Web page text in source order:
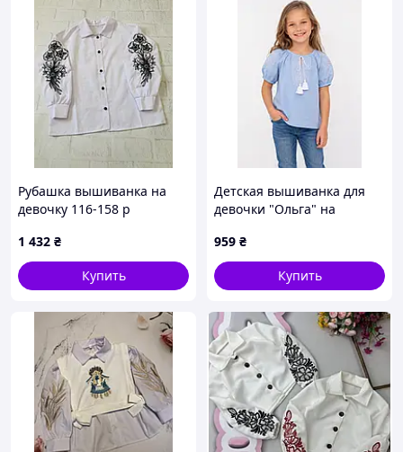
Рубашка вышиванка на
девочку 116-158 р
1 432 ₴
Купить
Детская вышиванка для
девочки "Ольга" на
рукавом
959 ₴
Купить